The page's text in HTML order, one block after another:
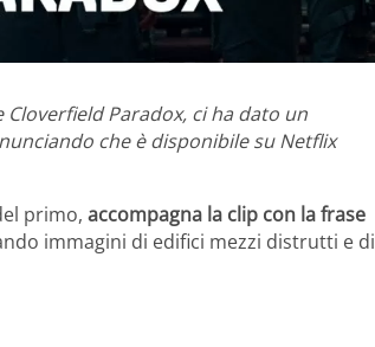
Paradox, ci ha dato un
che è disponibile su Netflix
primo, accompagna la clip con la frase
immagini di edifici mezzi distrutti e di